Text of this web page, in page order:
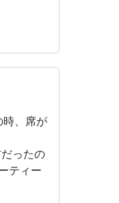
、席が
ったの
ティー